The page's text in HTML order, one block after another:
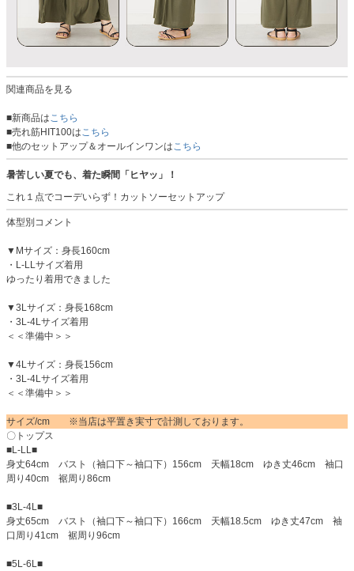
関連商品を見る
■新商品はこちら
■売れ筋HIT100はこちら
■他のセットアップ＆オールインワンはこちら
暑苦しい夏でも、着た瞬間「ヒヤッ」！
これ１点でコーデいらず！カットソーセットアップ
体型別コメント
▼Mサイズ：身長160cm
・L-LLサイズ着用
ゆったり着用できました
▼3Lサイズ：身長168cm
・3L-4Lサイズ着用
＜＜準備中＞＞
▼4Lサイズ：身長156cm
・3L-4Lサイズ着用
＜＜準備中＞＞
サイズ/cm ※当店は平置き実寸で計測しております。
〇トップス
■L-LL■
身丈64cm バスト（袖口下～袖口下）156cm 天幅18cm ゆき丈46cm 袖口
周り40cm 裾周り86cm
■3L-4L■
身丈65cm バスト（袖口下～袖口下）166cm 天幅18.5cm ゆき丈47cm 袖
口周り41cm 裾周り96cm
■5L-6L■